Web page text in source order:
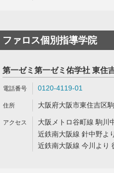
ファロス個別指導学院
第一ゼミ第一ゼミ佑学社 東住
0120-4119-01
大阪府大阪市東住吉区
大阪メトロ谷町線 駒川
近鉄南大阪線 針中野よ
近鉄南大阪線 今川より